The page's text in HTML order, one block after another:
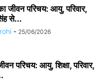
जीवन परिचय: आयु, परिवार,
से...
- 25/06/2026
परिचय: आयु, शिक्षा, परिवार,